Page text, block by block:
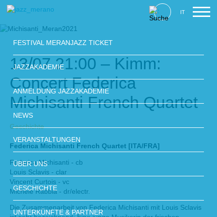
13/07 21:00 – Kimm:
Concert Federica
Michisanti French Quartet
Geschichte
Federica Michisanti French Quartet [ITA/FRA]
Federica Michisanti - cb
Louis Sclavis - clar
Vincent Curtois - vc
Michele Rabbia - dr/electr.
Die Zusammenarbeit von Federica Michisanti mit Louis Sclavis
IT
FESTIVAL MERANJAZZ TICKET
JAZZAKADEMIE
ANMELDUNG JAZZAKADEMIE
NEWS
VERANSTALTUNGEN
ÜBER UNS
GESCHICHTE
UNTERKÜNFTE & PARTNER